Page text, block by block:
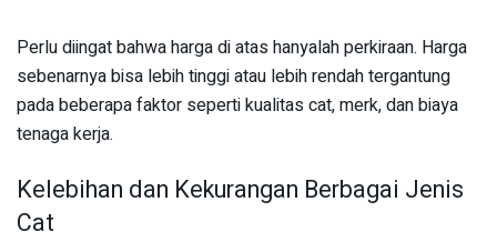
Perlu diingat bahwa harga di atas hanyalah perkiraan. Harga
sebenarnya bisa lebih tinggi atau lebih rendah tergantung
pada beberapa faktor seperti kualitas cat, merk, dan biaya
tenaga kerja.
Kelebihan dan Kekurangan Berbagai Jenis
Cat